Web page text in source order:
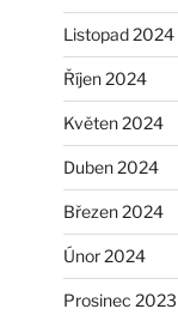
Listopad 2024
Říjen 2024
Květen 2024
Duben 2024
Březen 2024
Únor 2024
Prosinec 2023